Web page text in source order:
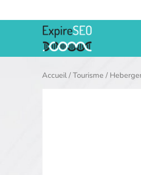
au
Accueil/Tourisme /